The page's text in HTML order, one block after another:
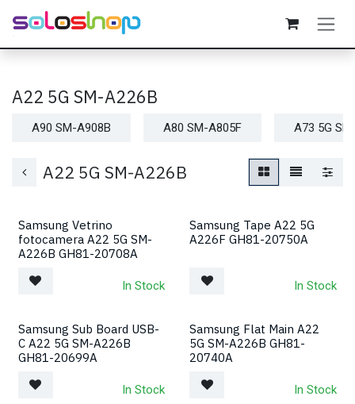
Passa al contenuto
A22 5G SM-A226B
A90 SM-A908B A80 SM-A805F A73 5G
A22 5G SM-A226B
Samsung Vetrino
fotocamera A22 5G SM-
A226B GH81-20708A
In Stock
Samsung Tape A22 5G
A226F GH81-20750A
In Stock
Samsung Sub Board USB-
C A22 5G SM-A226B
GH81-20699A
In Stock
Samsung Flat Main A22
5G SM-A226B GH81-
20740A
In Stock